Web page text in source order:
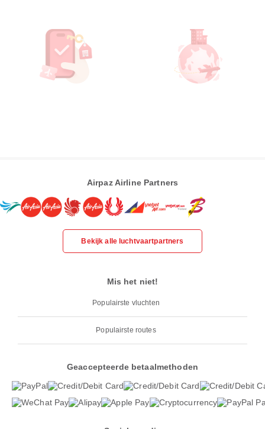
Airpaz Airline Partners
Bekijk alle luchtvaartpartners
Mis het niet!
Populairste vluchten
Populairste routes
Geaccepteerde betaalmethoden